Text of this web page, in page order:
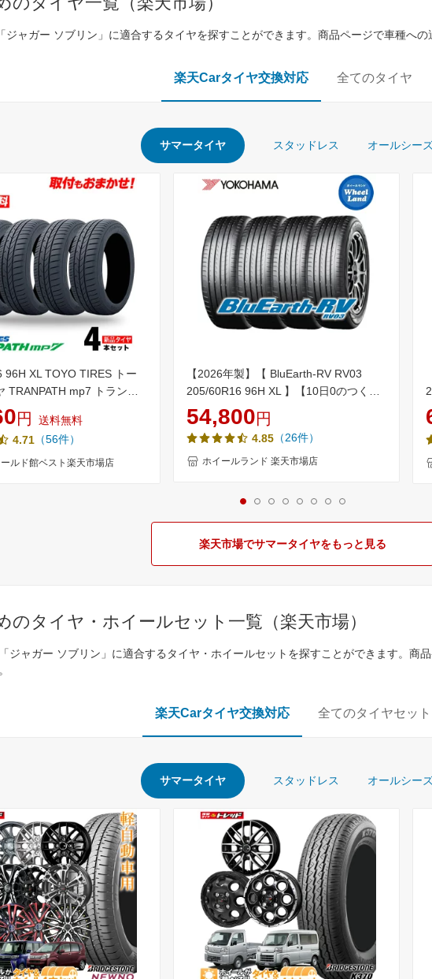
ジャガー ソブリン」に適合するタイヤを探すことができます。商品ページで車種への
楽天Carタイヤ交換対応 全てのタイヤ
サマータイヤ スタッドレス オールシー
96H XL TOYO TIRES トー
TRANPATH mp7 トランパ
サマータイヤ 単品4本セット
《送料無料》【取付対象】
円
送料無料
4.71 （56件）
ルド館ベスト楽天市場店
【2026年製】【 BluEarth-RV RV03
205/60R16 96H XL 】【10日0のつく日
限定クーポン!!】【タイヤ交換対象】16
インチ サマータイヤ単品4本 ヨコハマ夏
タイヤ YOKOHAMA ブルーアースRV
RV-03 205/60-16【送料無料】
54,800円
4.85 （26件）
ホイールランド 楽天市場店
楽天市場でサマータイヤをもっと見る
のタイヤ・ホイールセット一覧（楽天市場）
ジャガー ソブリン」に適合するタイヤ・ホイールセットを探すことができます。商
楽天Carタイヤ交換対応 全てのタイヤセット
サマータイヤ スタッドレス オールシー